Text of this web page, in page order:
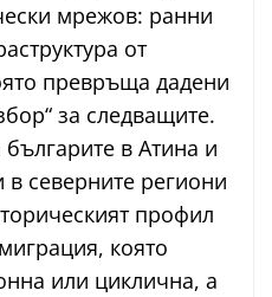
мрежов: ранни
от
превръща дадени
за следващите.
в Атина и
в северните региони
профил
която
или циклична, а